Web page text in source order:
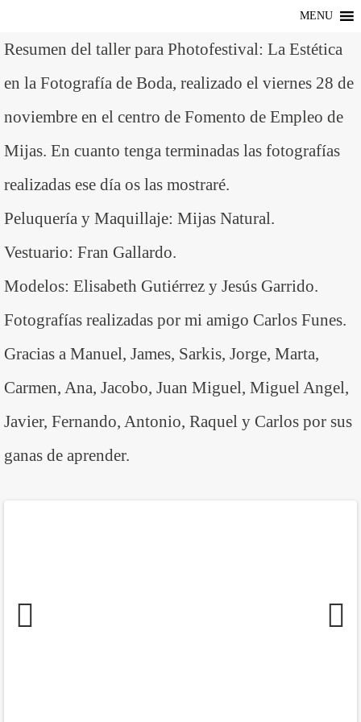
MENU
Resumen del taller para Photofestival: La Estética
en la Fotografía de Boda, realizado el viernes 28 de
noviembre en el centro de Fomento de Empleo de
Mijas. En cuanto tenga terminadas las fotografías
realizadas ese día os las mostraré.
Peluquería y Maquillaje: Mijas Natural.
Vestuario: Fran Gallardo.
Modelos: Elisabeth Gutiérrez y Jesús Garrido.
Fotografías realizadas por mi amigo Carlos Funes.
Gracias a Manuel, James, Sarkis, Jorge, Marta,
Carmen, Ana, Jacobo, Juan Miguel, Miguel Angel,
Javier, Fernando, Antonio, Raquel y Carlos por sus
ganas de aprender.